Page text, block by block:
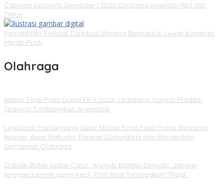
Capaian Ekonomi Semester I 2026 Ditopang Investasi Rp1.001
Triliun
Pemerintah Perkuat Distribusi Barang Bersubsidi Lewat Koperasi
Merah Putih
Olahraga
Nobar Final Piala Dunia FIFA 2026, Legislator Yangto Prediksi
Spanyol Tumbangkan Argentina
Legislator Pandeglang Gelar Nobar Final Piala Dunia Bersama
Warga, Asep Rafiudin: Pererat Silaturahmi dan Bangkitkan
Semangat Olahraga
Di Balik Bidak-bidak Catur, Wagub Banten Dimyati: Jangan
Anggap Lemah yang Kecil, Pion Bisa Tumbagkan “Raja”